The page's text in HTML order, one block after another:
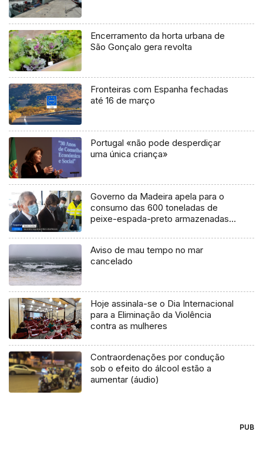
Encerramento da horta urbana de
São Gonçalo gera revolta
Fronteiras com Espanha fechadas
até 16 de março
Portugal «não pode desperdiçar
uma única criança»
Governo da Madeira apela para o
consumo das 600 toneladas de
peixe-espada-preto armazenadas
Aviso de mau tempo no mar
cancelado
Hoje assinala-se o Dia Internacional
para a Eliminação da Violência
contra as mulheres
Contraordenações por condução
sob o efeito do álcool estão a
aumentar (áudio)
PUB